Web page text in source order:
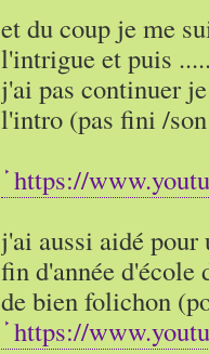
et du coup je me
l'intrigue et puis
j'ai pas continuer
l'intro (pas fini /
https://
j'ai aussi aidé pour
fin d'année d'école
de bien folichon
https://